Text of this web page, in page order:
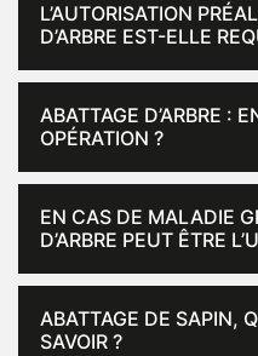
L’AUTORISATION
D’ARBRE EST-ELLE
ABATTAGE D’ARBRE :
OPÉRATION ?
EN CAS DE MALADIE
D’ARBRE PEUT ÊTRE
ABATTAGE DE SAPIN,
SAVOIR ?